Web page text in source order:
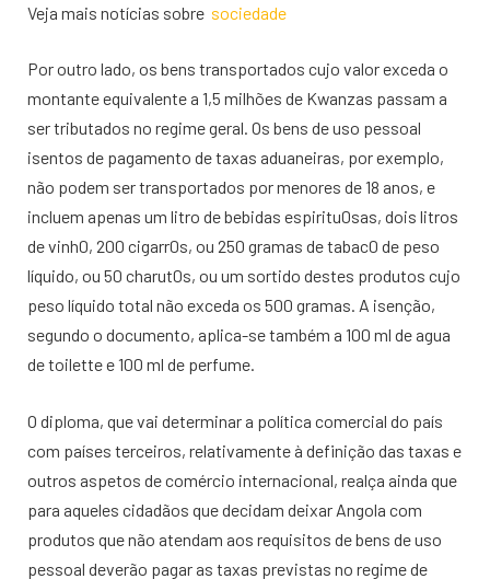
Veja mais notícias sobre sociedade
Por outro lado, os bens transportados cujo valor exceda o
montante equivalente a 1,5 milhões de Kwanzas passam a
ser tributados no regime geral. Os bens de uso pessoal
isentos de pagamento de taxas aduaneiras, por exemplo,
não podem ser transportados por menores de 18 anos, e
incluem apenas um litro de bebidas espiritu0sas, dois litros
de vinh0, 200 cigarr0s, ou 250 gramas de tabac0 de peso
líquido, ou 50 charut0s, ou um sortido destes produtos cujo
peso líquido total não exceda os 500 gramas. A isenção,
segundo o documento, aplica-se também a 100 ml de agua
de toilette e 100 ml de perfume.
O diploma, que vai determinar a política comercial do país
com países terceiros, relativamente à definição das taxas e
outros aspetos de comércio internacional, realça ainda que
para aqueles cidadãos que decidam deixar Angola com
produtos que não atendam aos requisitos de bens de uso
pessoal deverão pagar as taxas previstas no regime de